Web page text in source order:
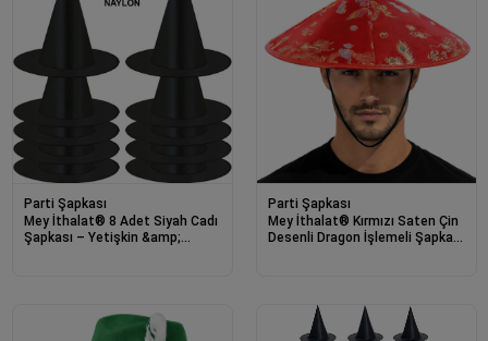
Parti Şapkası
Mey İthalat® 8 Adet Siyah Cadı
Şapkası – Yetişkin &amp;
Parti Şapkası
Mey İthalat® Kırmızı Saten Çin
Desenli Dragon İşlemeli Şapka –